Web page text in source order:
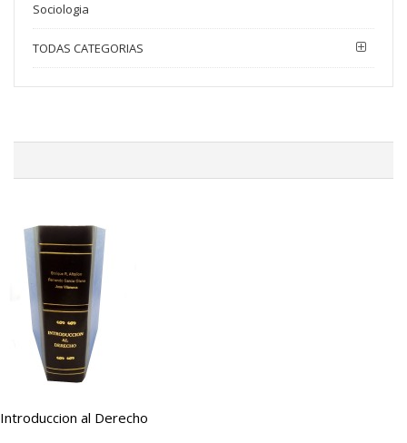
Sociologia
TODAS CATEGORIAS
Introduccion al Derecho